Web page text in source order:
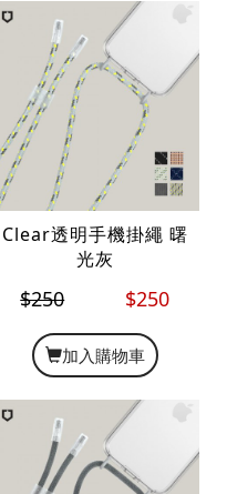
Clear透明手機掛繩 曙
光灰
$250 $250
加入購物車